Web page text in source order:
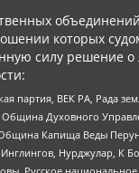
которых
силу решение
партия, ВЕК РА, Рада
Духовного
Община Капища Веды
Нурджулар, К